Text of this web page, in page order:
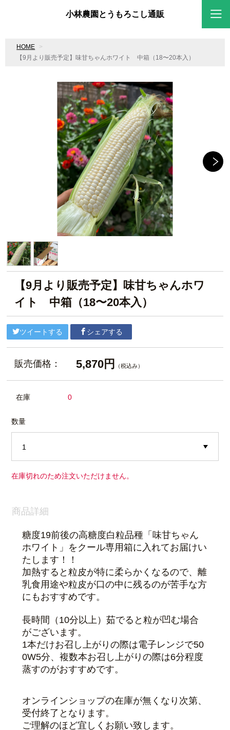
小林農園とうもろこし通販
HOME
【9月より販売予定】味甘ちゃんホワイト 中箱（18〜20本入）
【9月より販売予定】味甘ちゃんホワ
イト 中箱（18〜20本入）
ツイートする シェアする
販売価格： 5,870円 （税込み）
在庫 0
数量
在庫切れのため注文いただけません。
商品詳細
糖度19前後の高糖度白粒品種「味甘ちゃん
ホワイト」をクール専用箱に入れてお届けい
たします！！
加熱すると粒皮が特に柔らかくなるので、離
乳食用途や粒皮が口の中に残るのが苦手な方
にもおすすめです。
長時間（10分以上）茹でると粒が凹む場合
がございます。
1本だけお召し上がりの際は電子レンジで50
0W5分、複数本お召し上がりの際は6分程度
蒸すのがおすすめです。
オンラインショップの在庫が無くなり次第、
受付終了となります。
ご理解のほど宜しくお願い致します。